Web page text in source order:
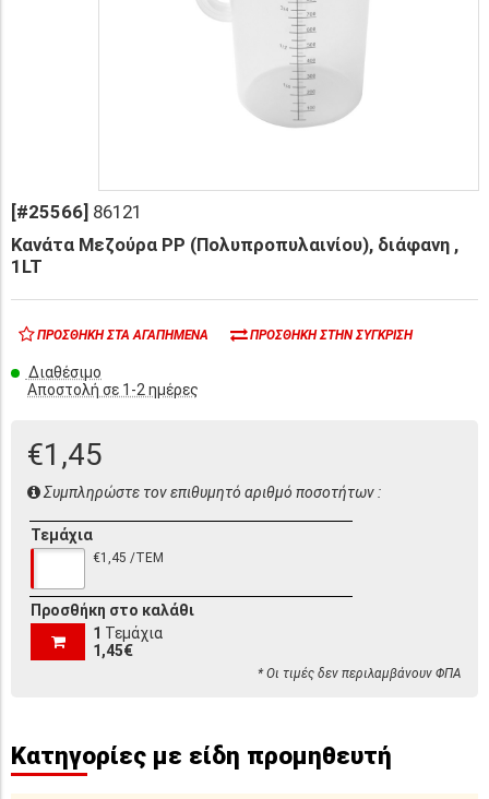
[#25566] 86121
Κανάτα Μεζούρα PP (Πολυπροπυλαινίου), διάφανη ,
1LT
ΠΡΟΣΘΉΚΗ ΣΤΑ ΑΓΑΠΗΜΈΝΑ ΠΡΟΣΘΉΚΗ ΣΤΗΝ ΣΎΓΚΡΙΣΗ
Διαθέσιμο
Αποστολή σε 1-2 ημέρες
€1,45
Συμπληρώστε τον επιθυμητό αριθμό ποσοτήτων :
Τεμάχια
€1,45 /ΤΕΜ
Προσθήκη στο καλάθι
1 Τεμάχια
1,45€
* Οι τιμές δεν περιλαμβάνουν ΦΠΑ
Κατηγορίες με είδη προμηθευτή